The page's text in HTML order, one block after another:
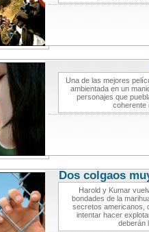
Una de las mejores
ambientada en un
personajes que
coherente
Dos colgaos
Harold y Kumar
bondades de la
secretos americanos,
intentar hacer
deberán